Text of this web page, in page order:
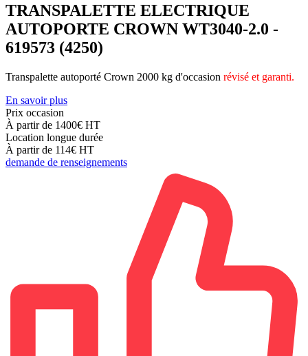
TRANSPALETTE ELECTRIQUE
AUTOPORTE CROWN WT3040-2.0 -
619573 (4250)
Transpalette autoporté Crown 2000 kg d'occasion révisé et garanti.
En savoir plus
Prix occasion
À partir de 1400€ HT
Location longue durée
À partir de 114€ HT
demande de renseignements